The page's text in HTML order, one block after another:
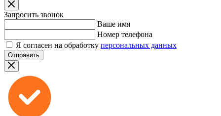
Запросить звонок
Ваше имя
Номер телефона
Я согласен на обработку персональных данных
Отправить